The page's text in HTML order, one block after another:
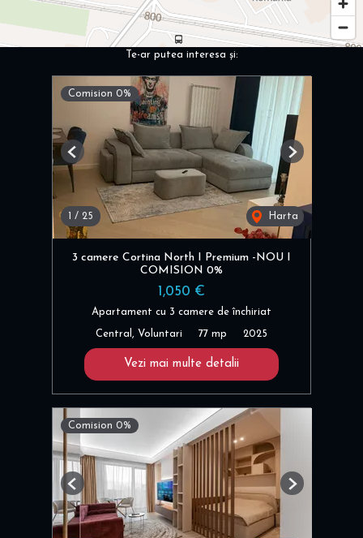
Te-ar putea interesa și:
Comision 0%
/ 25 Harta
Previous Next
3 camere Cortina North I Premium -NOU I
COMISION 0%
1,050 €
Apartament cu 3 camere de închiriat
Central, Voluntari 77 mp 2025
Vezi mai multe detalii
Comision 0%
Previous Next